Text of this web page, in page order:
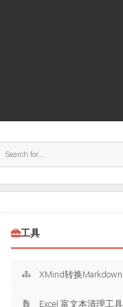
工具
XMind转换Markdown
Excel 富文本清理工具